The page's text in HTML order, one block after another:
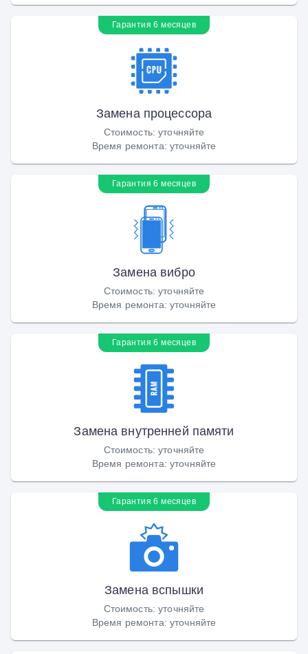
Гарантия 6 месяцев
Замена процессора
Стоимость:уточняйте
Время ремонта: уточняйте
Гарантия 6 месяцев
Замена вибро
Стоимость:уточняйте
Время ремонта: уточняйте
Гарантия 6 месяцев
Замена внутренней памяти
Стоимость:уточняйте
Время ремонта: уточняйте
Гарантия 6 месяцев
Замена вспышки
Стоимость:уточняйте
Время ремонта: уточняйте